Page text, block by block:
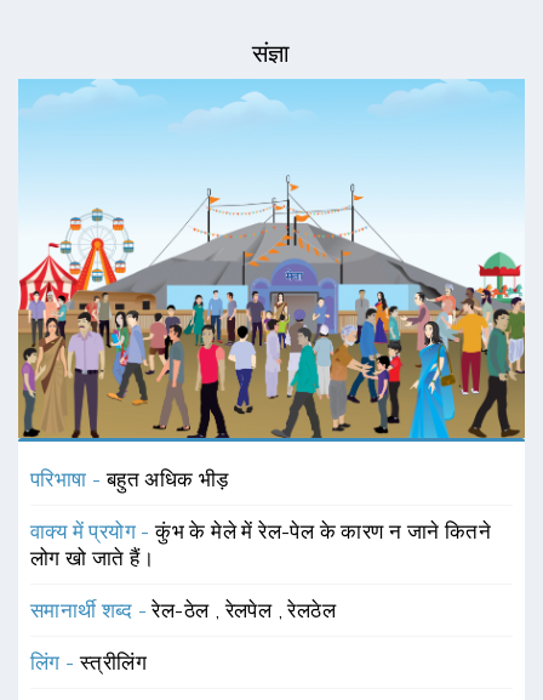
संज्ञा
परिभाषा -बहुत अधिक भीड़
वाक्य में प्रयोग -कुंभ के मेले में रेल-पेल के कारण न जाने कितने
लोग खो जाते हैं।
समानार्थी शब्द -रेल-ठेल ,रेलपेल ,रेलठेल
लिंग -स्त्रीलिंग